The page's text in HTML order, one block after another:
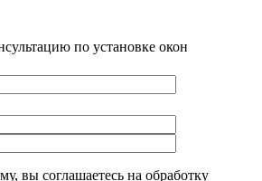
по установке окон
вы соглашаетесь на обработку